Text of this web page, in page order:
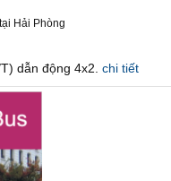
tại Hải Phòng
dẫn động 4x2. chi tiết